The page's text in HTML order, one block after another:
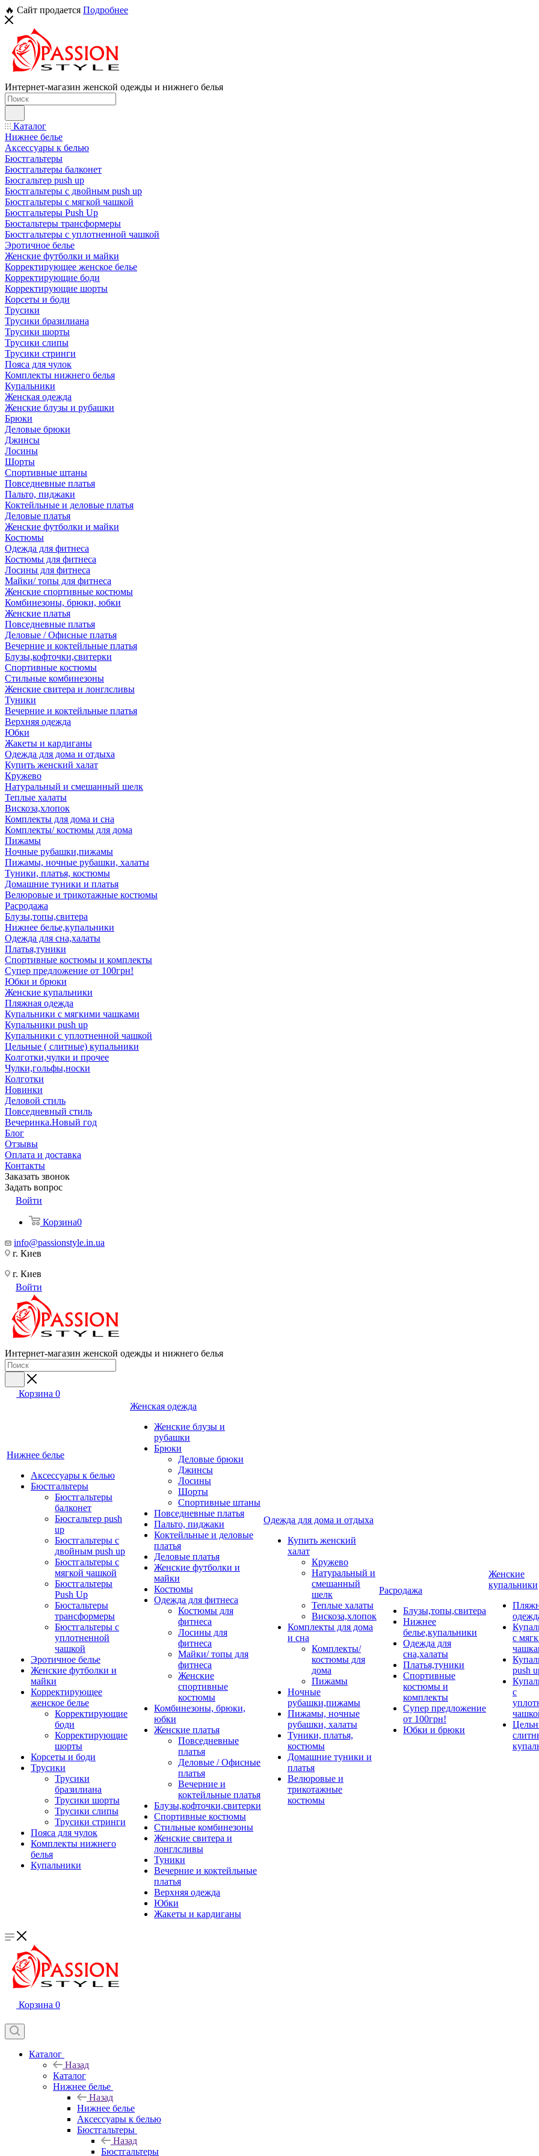
🔥 Сайт продается Подробнее
Интернет-магазин женской одежды и нижнего белья
Каталог
Нижнее белье
Аксессуары к белью
Бюстгальтеры
Бюстгальтеры балконет
Бюсгальтер push up
Бюстгальтеры с двойным push up
Бюстгальтеры с мягкой чашкой
Бюстгальтеры Push Up
Бюстальтеры трансформеры
Бюстгальтеры с уплотненной чашкой
Эротичное белье
Женские футболки и майки
Корректирующее женское белье
Корректирующие боди
Корректирующие шорты
Корсеты и боди
Трусики
Трусики бразилиана
Трусики шорты
Трусики слипы
Трусики стринги
Пояса для чулок
Комплекты нижнего белья
Купальники
Женская одежда
Женские блузы и рубашки
Брюки
Деловые брюки
Джинсы
Лосины
Шорты
Спортивные штаны
Повседневные платья
Пальто, пиджаки
Коктейльные и деловые платья
Деловые платья
Женские футболки и майки
Костюмы
Одежда для фитнеса
Костюмы для фитнеса
Лосины для фитнеса
Майки/ топы для фитнеса
Женские спортивные костюмы
Комбинезоны, брюки, юбки
Женские платья
Повседневные платья
Деловые / Офисные платья
Вечерние и коктейльные платья
Блузы,кофточки,свитерки
Спортивные костюмы
Стильные комбинезоны
Женские свитера и лонглсливы
Туники
Вечерние и коктейльные платья
Верхняя одежда
Юбки
Жакеты и кардиганы
Одежда для дома и отдыха
Купить женский халат
Кружево
Натуральный и смешанный шелк
Теплые халаты
Вискоза,хлопок
Комплекты для дома и сна
Комплекты/ костюмы для дома
Пижамы
Ночные рубашки,пижамы
Пижамы, ночные рубашки, халаты
Туники, платья, костюмы
Домашние туники и платья
Велюровые и трикотажные костюмы
Расродажа
Блузы,топы,свитера
Нижнее белье,купальники
Одежда для сна,халаты
Платья,туники
Спортивные костюмы и комплекты
Супер предложение от 100грн!
Юбки и брюки
Женские купальники
Пляжная одежда
Купальники с мягкими чашками
Купальники push up
Купальники с уплотненной чашкой
Цельные ( слитные) купальники
Колготки,чулки и прочее
Чулки,гольфы,носки
Колготки
Новинки
Деловой стиль
Повседневный стиль
Вечеринка.Новый год
Блог
Отзывы
Оплата и доставка
Контакты
Заказать звонок
Задать вопрос
Войти
Корзина0
info@passionstyle.in.ua
г. Киев
г. Киев
Войти
Интернет-магазин женской одежды и нижнего белья
Корзина 0
Нижнее белье
Аксессуары к белью
Бюстгальтеры
Бюстгальтеры
балконет
Бюсгальтер push
up
Бюстгальтеры с
двойным push up
Бюстгальтеры с
мягкой чашкой
Бюстгальтеры
Push Up
Бюстальтеры
трансформеры
Бюстгальтеры с
уплотненной
чашкой
Эротичное белье
Женские футболки и
майки
Корректирующее
женское белье
Корректирующие
боди
Корректирующие
шорты
Корсеты и боди
Трусики
Трусики
бразилиана
Трусики шорты
Трусики слипы
Трусики стринги
Пояса для чулок
Комплекты нижнего
белья
Купальники
Женская одежда
Женские блузы и
рубашки
Брюки
Деловые брюки
Джинсы
Лосины
Шорты
Спортивные штаны
Повседневные платья
Пальто, пиджаки
Коктейльные и деловые
платья
Деловые платья
Женские футболки и
майки
Костюмы
Одежда для фитнеса
Костюмы для
фитнеса
Лосины для
фитнеса
Майки/ топы для
фитнеса
Женские
спортивные
костюмы
Комбинезоны, брюки,
юбки
Женские платья
Повседневные
платья
Деловые / Офисные
платья
Вечерние и
коктейльные платья
Блузы,кофточки,свитерки
Спортивные костюмы
Стильные комбинезоны
Женские свитера и
лонглсливы
Туники
Вечерние и коктейльные
платья
Верхняя одежда
Юбки
Жакеты и кардиганы
Одежда для дома и отдыха
Купить женский
халат
Кружево
Натуральный и
смешанный
шелк
Теплые халаты
Вискоза,хлопок
Комплекты для дома
и сна
Комплекты/
костюмы для
дома
Пижамы
Ночные
рубашки,пижамы
Пижамы, ночные
рубашки, халаты
Туники, платья,
костюмы
Домашние туники и
платья
Велюровые и
трикотажные
костюмы
Расродажа
Блузы,топы,свитера
Нижнее
белье,купальники
Одежда для
сна,халаты
Платья,туники
Спортивные
костюмы и
комплекты
Супер предложение
от 100грн!
Юбки и брюки
Женские
купальники
с
push
с
Корзина 0
Каталог
Назад
Каталог
Нижнее белье
Назад
Нижнее белье
Аксессуары к белью
Бюстгальтеры
Назад
Бюстгальтеры